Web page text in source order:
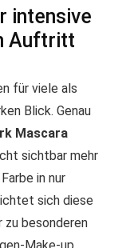
intensive
Auftritt
für viele als
Blick. Genau
Mascara
sichtbar mehr
in nur
sich diese
zu besonderen